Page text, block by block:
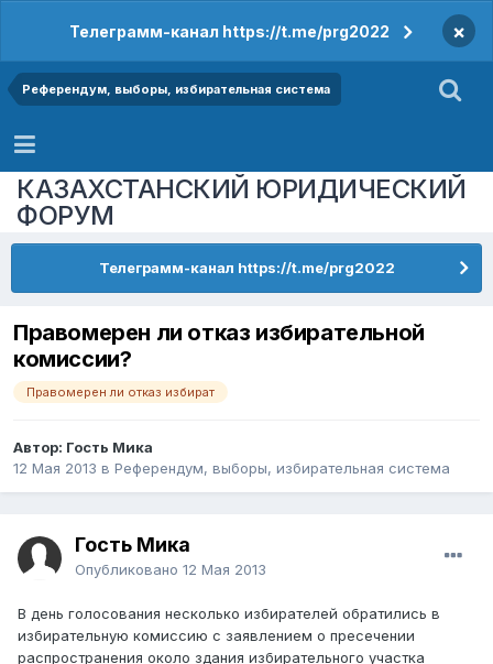
Телеграмм-канал https://t.me/prg2022 ×
Референдум, выборы, избирательная система
КАЗАХСТАНСКИЙ ЮРИДИЧЕСКИЙ
ФОРУМ
Телеграмм-канал https://t.me/prg2022
Правомерен ли отказ избирательной
комиссии?
Правомерен ли отказ избират
Автор: Гость Мика
12 Мая 2013 в Референдум, выборы, избирательная система
Гость Мика
Опубликовано 12 Мая 2013
В день голосования несколько избирателей обратились в
избирательную комиссию с заявлением о пресечении
распространения около здания избирательного участка